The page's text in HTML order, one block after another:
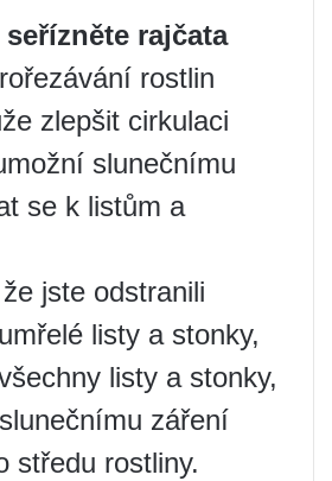
rajčata
rostlin
zlepšit cirkulaci
slunečnímu
se k listům a
jste odstranili
listy a stonky,
listy a stonky,
záření
středu rostliny.